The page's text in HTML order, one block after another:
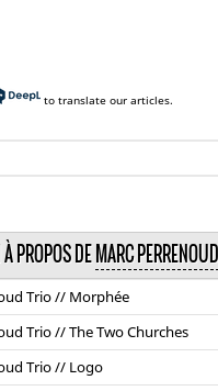
to translate our articles.
PROPOS DEMARC PERRENOUD
Trio // Morphée
Trio // The Two Churches
Trio // Logo